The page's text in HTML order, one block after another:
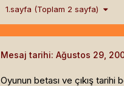
1.sayfa (Toplam 2 sayfa)
Mesaj tarihi: Ağustos 29,
Oyunun betası ve çıkış tarihi